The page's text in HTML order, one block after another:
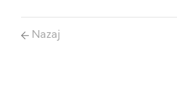
Nazaj